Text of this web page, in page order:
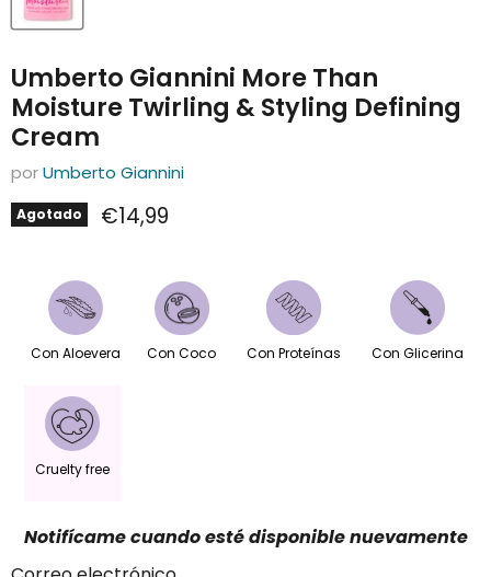
Umberto Giannini More Than
Moisture Twirling & Styling Defining
Cream
porUmberto Giannini
Agotado Precio actual
€14,99
Con Aloevera Con Coco Con Proteínas Con Glicerina
Cruelty free